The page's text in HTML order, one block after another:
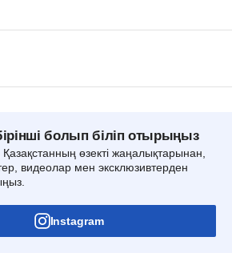
болып біліп отырыңыз
өзекті жаңалықтарынан,
видеолар мен эксклюзивтерден
Instagram